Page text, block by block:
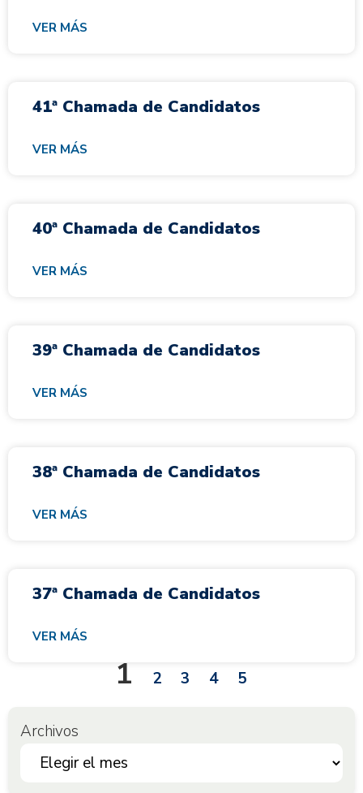
VER MÁS
41ª Chamada de Candidatos
VER MÁS
40ª Chamada de Candidatos
VER MÁS
39ª Chamada de Candidatos
VER MÁS
38ª Chamada de Candidatos
VER MÁS
37ª Chamada de Candidatos
VER MÁS
1 2 3 4 5
Archivos